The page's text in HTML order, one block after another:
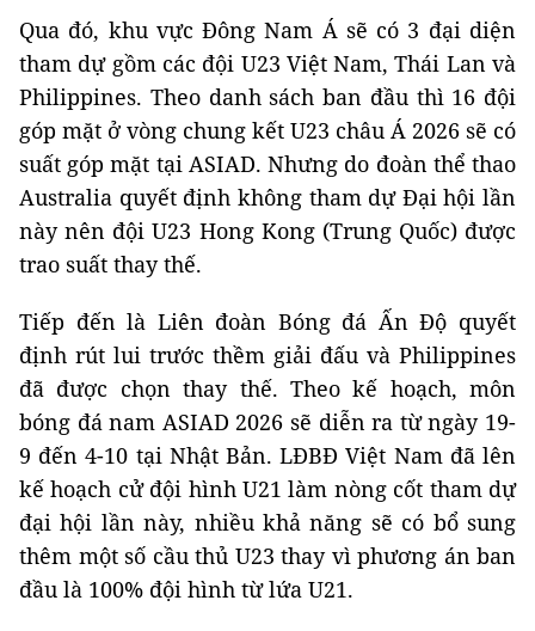
Qua đó, khu vực Đông Nam Á sẽ có 3 đại diện
tham dự gồm các đội U23 Việt Nam, Thái Lan và
Philippines. Theo danh sách ban đầu thì 16 đội
góp mặt ở vòng chung kết U23 châu Á 2026 sẽ có
suất góp mặt tại ASIAD. Nhưng do đoàn thể thao
Australia quyết định không tham dự Đại hội lần
này nên đội U23 Hong Kong (Trung Quốc) được
trao suất thay thế.
Tiếp đến là Liên đoàn Bóng đá Ấn Độ quyết
định rút lui trước thềm giải đấu và Philippines
đã được chọn thay thế. Theo kế hoạch, môn
bóng đá nam ASIAD 2026 sẽ diễn ra từ ngày 19-
9 đến 4-10 tại Nhật Bản. LĐBĐ Việt Nam đã lên
kế hoạch cử đội hình U21 làm nòng cốt tham dự
đại hội lần này, nhiều khả năng sẽ có bổ sung
thêm một số cầu thủ U23 thay vì phương án ban
đầu là 100% đội hình từ lứa U21.